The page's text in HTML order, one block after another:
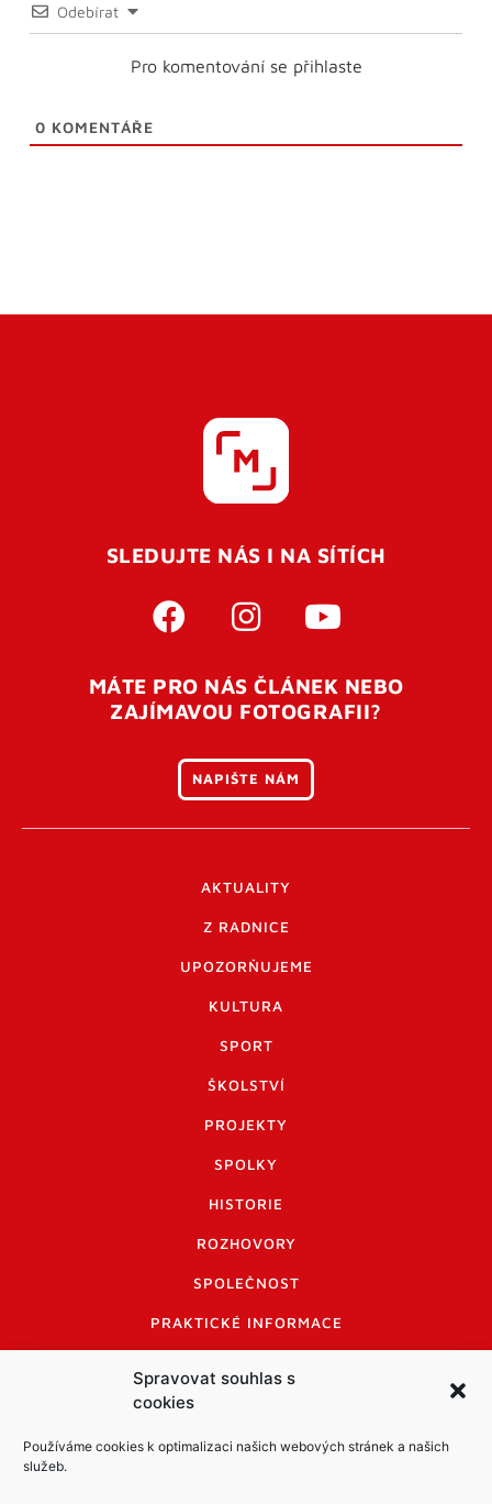
Spravovat souhlas s
cookies
Používáme cookies k optimalizaci našich webových stránek a našich
služeb.
Odebírat
Pro komentování se přihlaste
0 KOMENTÁŘE
SLEDUJTE NÁS I NA SÍTÍCH
MÁTE PRO NÁS ČLÁNEK NEBO
ZAJÍMAVOU FOTOGRAFII?
NAPIŠTE NÁM
AKTUALITY
Z RADNICE
UPOZORŇUJEME
KULTURA
SPORT
ŠKOLSTVÍ
PROJEKTY
SPOLKY
HISTORIE
ROZHOVORY
SPOLEČNOST
PRAKTICKÉ INFORMACE
INFORMACE A KODEX DISKUTUJÍCÍCH
LOGO A LOGO MANUÁL